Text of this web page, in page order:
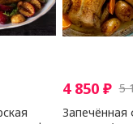
4 850₽ 5
Запечённая